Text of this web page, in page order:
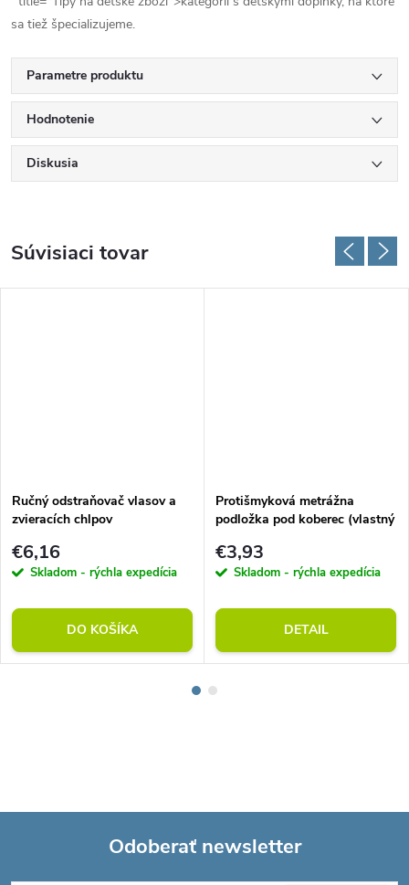
sa tiež špecializujeme.
Parametre produktu
Hodnotenie
Diskusia
Súvisiaci tovar
Ručný odstraňovač vlasov a
zvieracích chlpov
€6,16
Skladom - rýchla expedícia
DO KOŠÍKA
Protišmyková metrážna
podložka pod koberec (vlastný
€3,93
Skladom - rýchla expedícia
DETAIL
Odoberať newsletter